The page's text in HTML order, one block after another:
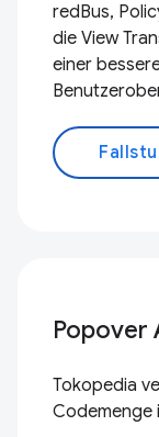
redBus,
die View
einer
Popover
Tokopedia
Codemenge